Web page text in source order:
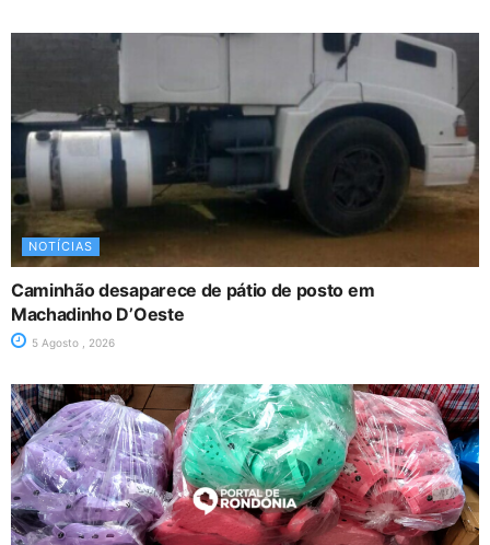
NOTÍCIAS
Caminhão desaparece de pátio de posto em
Machadinho D’Oeste
5 Agosto , 2026